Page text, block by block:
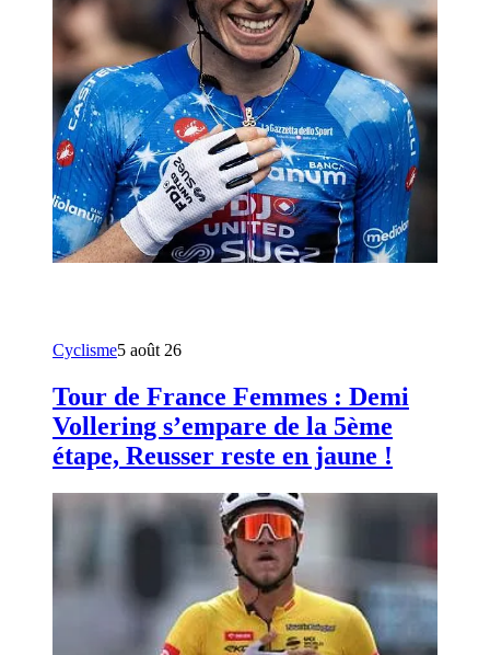
Cyclisme5 août 26
Tour de France Femmes : Demi
Vollering s’empare de la 5ème
étape, Reusser reste en jaune !